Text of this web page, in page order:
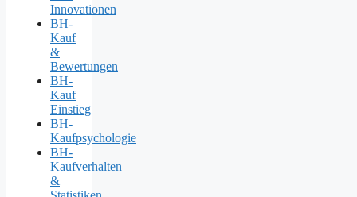
Innovationen
BH-
Kauf
&
Bewertungen
BH-
Kauf
Einstieg
BH-
Kaufpsychologie
BH-
Kaufverhalten
&